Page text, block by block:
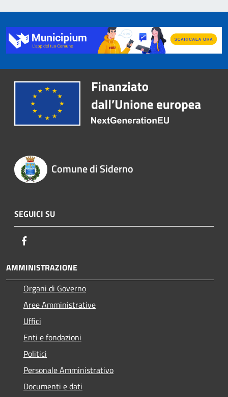
Comune di Siderno
SEGUICI SU
AMMINISTRAZIONE
Organi di Governo
Aree Amministrative
Uffici
Enti e fondazioni
Politici
Personale Amministrativo
Documenti e dati